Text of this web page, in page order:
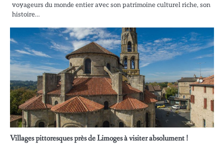
voyageurs du monde entier avec son patrimoine culturel riche, son
histoire…
Villages pittoresques près de Limoges à visiter absolument !